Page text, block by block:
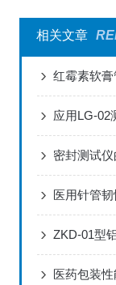
相关文章
密封测试仪
医药包装